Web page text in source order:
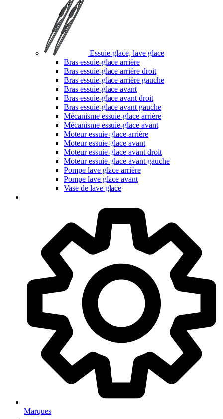
Essuie-glace, lave glace
Bras essuie-glace arrière
Bras essuie-glace arrière droit
Bras essuie-glace arrière gauche
Bras essuie-glace avant
Bras essuie-glace avant droit
Bras essuie-glace avant gauche
Mécanisme essuie-glace arrière
Mécanisme essuie-glace avant
Moteur essuie-glace arrière
Moteur essuie-glace avant
Moteur essuie-glace avant droit
Moteur essuie-glace avant gauche
Pompe lave glace arrière
Pompe lave glace avant
Vase de lave glace
Marques